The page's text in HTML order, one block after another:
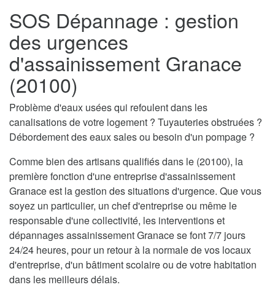
SOS Dépannage : gestion
des urgences
d'assainissement Granace
(20100)
Problème d'eaux usées qui refoulent dans les
canalisations de votre logement ? Tuyauteries obstruées ?
Débordement des eaux sales ou besoin d'un pompage ?
Comme bien des artisans qualifiés dans le (20100), la
première fonction d'une entreprise d'assainissement
Granace est la gestion des situations d'urgence. Que vous
soyez un particulier, un chef d'entreprise ou même le
responsable d'une collectivité, les interventions et
dépannages assainissement Granace se font 7/7 jours
24/24 heures, pour un retour à la normale de vos locaux
d'entreprise, d'un bâtiment scolaire ou de votre habitation
dans les meilleurs délais.